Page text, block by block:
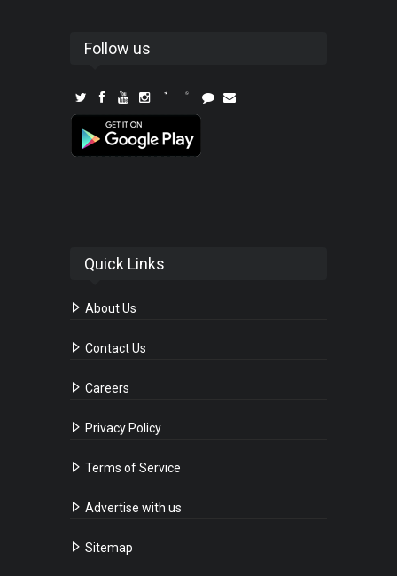
Follow us
Quick Links
About Us
Contact Us
Careers
Privacy Policy
Terms of Service
Advertise with us
Sitemap